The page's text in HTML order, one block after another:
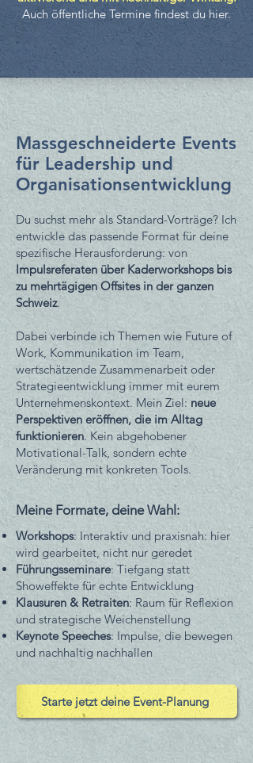
Auch öffentliche Termine findest du hier.
Massgeschneiderte Events
für Leadership und
Organisationsentwicklung
Du suchst mehr als Standard-Vorträge? Ich
entwickle das passende Format für deine
spezifische Herausforderung: von
Impulsreferaten über Kaderworkshops bis
zu mehrtägigen Offsites in der ganzen
Schweiz.
Dabei verbinde ich Themen wie Future of
Work, Kommunikation im Team,
wertschätzende Zusammenarbeit oder
Strategieentwicklung immer mit eurem
Unternehmenskontext. Mein Ziel: neue
Perspektiven eröffnen, die im Alltag
funktionieren. Kein abgehobener
Motivational-Talk, sondern echte
Veränderung mit konkreten Tools.
Meine Formate, deine Wahl:
Workshops: Interaktiv und praxisnah: hier
wird gearbeitet, nicht nur geredet
Führungsseminare: Tiefgang statt
Showeffekte für echte Entwicklung
Klausuren & Retraiten: Raum für Reflexion
und strategische Weichenstellung
Keynote Speeches: Impulse, die bewegen
und nachhaltig nachhallen
Starte jetzt deine Event-Planung